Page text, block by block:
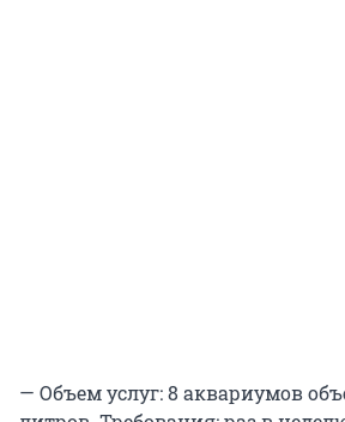
— Объем услуг: 8 аквариумов